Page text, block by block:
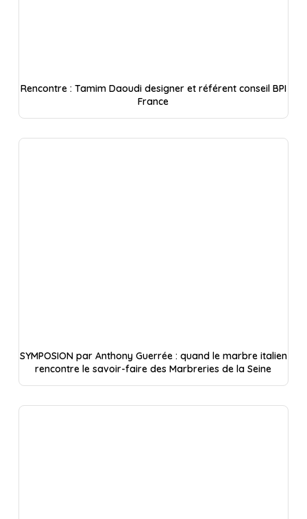
Rencontre : Tamim Daoudi designer et référent conseil BPI
France
SYMPOSION par Anthony Guerrée : quand le marbre italien
rencontre le savoir-faire des Marbreries de la Seine